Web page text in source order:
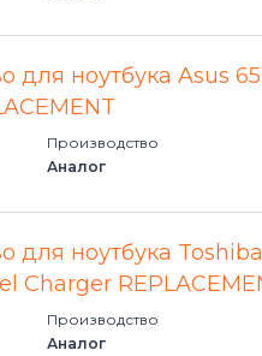
Libretto
Portege
Portege A Series
для ноутбука Asus
Производство
Аналог
для ноутбука
Charger
Производство
Аналог